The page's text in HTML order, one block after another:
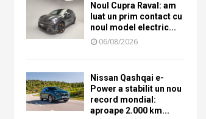
Noul Cupra Raval: am
luat un prim contact cu
noul model electric...
06/08/2026
Nissan Qashqai e-
Power a stabilit un nou
record mondial:
aproape 2.000 km...